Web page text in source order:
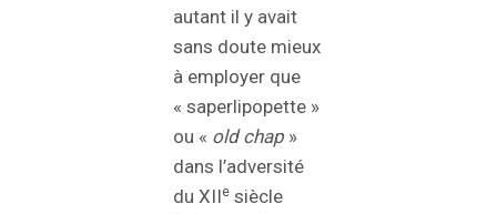
autant il y avait
sans doute mieux
à employer que
« saperlipopette »
ou « old chap »
dans l’adversité
du XIIe siècle